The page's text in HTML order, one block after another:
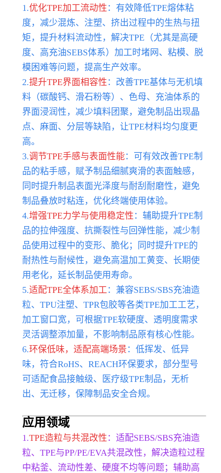
1.优化TPE加工流动性 ：有效降低TPE熔体粘
度，减少混炼、注塑、挤出过程中的生热与扭
矩，提升材料流动性，解决TPE（尤其是高硬
度、高充油SEBS体系）加工时堵网、粘模、脱
模困难等问题，提高生产效率。
2.提升TPE界面相容性 ：改善TPE基体与无机填
料（碳酸钙、滑石粉等）、色母、充油体系的
界面浸润性，减少填料团聚，避免制品出现晶
点、麻面、分层等缺陷，让TPE材料均匀度更
高。
3.调节TPE手感与表面性能：可有效改善TPE制
品的粘手感，赋予制品细腻爽滑的表面触感，
同时提升制品表面光泽度与耐刮耐磨性，避免
制品叠放时粘连，优化终端使用体验。
4.增强TPE力学与使用稳定性 ：辅助提升TPE制
品的拉伸强度、抗撕裂性与回弹性能，减少制
品使用过程中的变形、脆化；同时提升TPE的
耐热性与耐候性，避免高温加工黄变、长期使
用老化，延长制品使用寿命。
5.适配TPE全体系加工 ：兼容SEBS/SBS充油造
粒、TPU注塑、TPR包胶等各类TPE加工工艺，
加工窗口宽，可根据TPE软硬度、透明度需求
灵活调整添加量，不影响制品原有核心性能。
6.环保低味，适配高端场景 ：低挥发、低异
味，符合RoHS、REACH环保要求，部分型号
可适配食品接触级、医疗级TPE制品，无析
出、无迁移，保障制品安全合规。
应用领域
1.TPE造粒与共混改性 ：适配SEBS/SBS充油造
粒、TPE与PP/PE/EVA共混改性，解决造粒过程
中粘釜、流动性差、硬度不均等问题；辅助高